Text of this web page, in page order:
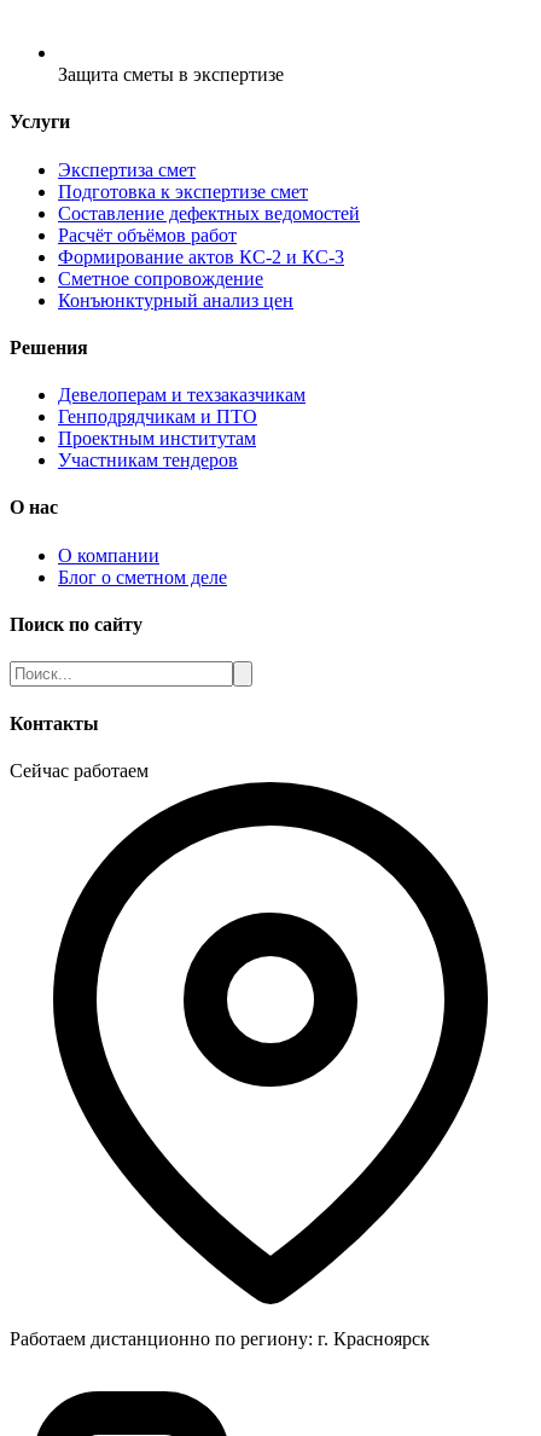
Защита сметы в экспертизе
Услуги
Экспертиза смет
Подготовка к экспертизе смет
Составление дефектных ведомостей
Расчёт объёмов работ
Формирование актов КС-2 и КС-3
Сметное сопровождение
Конъюнктурный анализ цен
Решения
Девелоперам и техзаказчикам
Генподрядчикам и ПТО
Проектным институтам
Участникам тендеров
О нас
О компании
Блог о сметном деле
Поиск по сайту
Контакты
Сейчас работаем
Работаем дистанционно по региону: г. Красноярск